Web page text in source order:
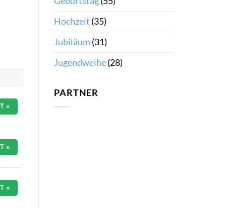
»
»
»
Hochzeit (35)
Jubiläum (31)
Jugendweihe(28)
PARTNER